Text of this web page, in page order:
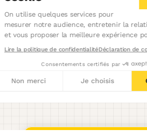
On utilise quelques services pour
mesurer notre audience, entretenir la
et vous proposer la meilleure
Lire la politique de confidentialitéDéclaration
Consentements certifiés par
Non merci Je choisis